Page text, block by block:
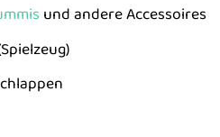
und andere Accessoires